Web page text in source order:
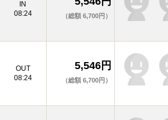
IN
08:24
（総額 6,700円）
OUT
08:24
5,546円
（総額 6,700円）